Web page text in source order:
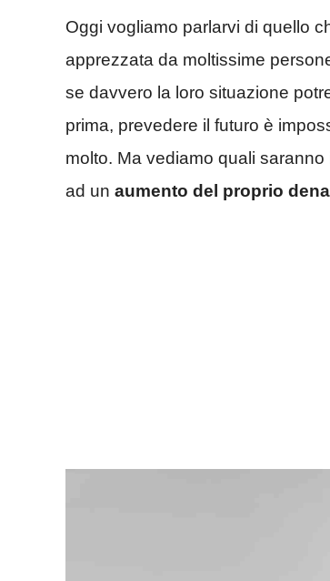
Oggi vogliamo parlarvi di quello
apprezzata da moltissime
se davvero la loro situazione
prima, prevedere il futuro è
molto. Ma vediamo quali
ad un aumento del proprio